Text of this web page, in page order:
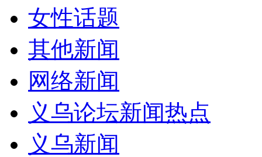
女性话题
其他新闻
网络新闻
义乌论坛新闻热点
义乌新闻